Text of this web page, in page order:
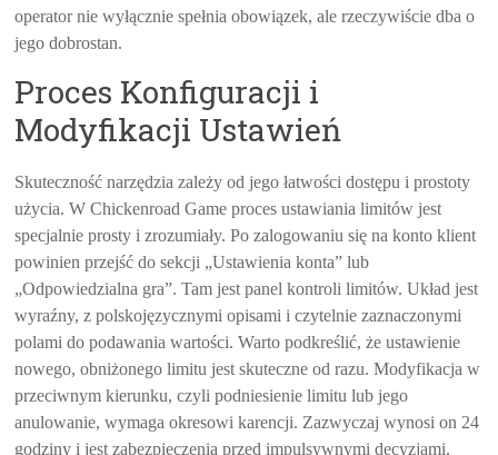
operator nie wyłącznie spełnia obowiązek, ale rzeczywiście dba o
jego dobrostan.
Proces Konfiguracji i
Modyfikacji Ustawień
Skuteczność narzędzia zależy od jego łatwości dostępu i prostoty
użycia. W Chickenroad Game proces ustawiania limitów jest
specjalnie prosty i zrozumiały. Po zalogowaniu się na konto klient
powinien przejść do sekcji „Ustawienia konta” lub
„Odpowiedzialna gra”. Tam jest panel kontroli limitów. Układ jest
wyraźny, z polskojęzycznymi opisami i czytelnie zaznaczonymi
polami do podawania wartości. Warto podkreślić, że ustawienie
nowego, obniżonego limitu jest skuteczne od razu. Modyfikacja w
przeciwnym kierunku, czyli podniesienie limitu lub jego
anulowanie, wymaga okresowi karencji. Zazwyczaj wynosi on 24
godziny i jest zabezpieczenia przed impulsywnymi decyzjami.